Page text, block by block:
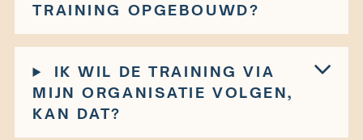
TRAINING OPGEBOUWD?
IK WIL DE TRAINING VIA
MIJN ORGANISATIE VOLGEN,
KAN DAT?